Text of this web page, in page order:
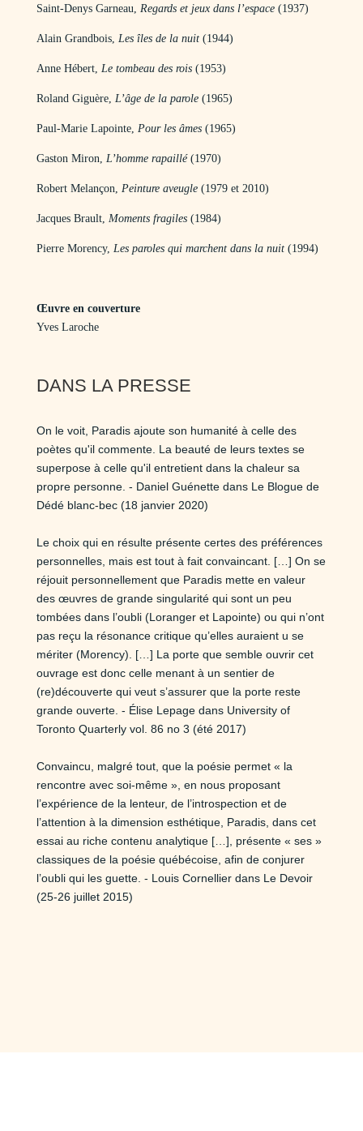
Saint-Denys Garneau, Regards et jeux dans l’espace (1937)
Alain Grandbois, Les îles de la nuit (1944)
Anne Hébert, Le tombeau des rois (1953)
Roland Giguère, L’âge de la parole (1965)
Paul-Marie Lapointe, Pour les âmes (1965)
Gaston Miron, L’homme rapaillé (1970)
Robert Melançon, Peinture aveugle (1979 et 2010)
Jacques Brault, Moments fragiles (1984)
Pierre Morency, Les paroles qui marchent dans la nuit (1994)
Œuvre en couverture
Yves Laroche
DANS LA PRESSE
On le voit, Paradis ajoute son humanité à celle des
poètes qu'il commente. La beauté de leurs textes se
superpose à celle qu'il entretient dans la chaleur sa
propre personne. - Daniel Guénette dans Le Blogue de
Dédé blanc-bec (18 janvier 2020)
Le choix qui en résulte présente certes des préférences
personnelles, mais est tout à fait convaincant. […] On se
réjouit personnellement que Paradis mette en valeur
des œuvres de grande singularité qui sont un peu
tombées dans l’oubli (Loranger et Lapointe) ou qui n’ont
pas reçu la résonance critique qu’elles auraient u se
mériter (Morency). […] La porte que semble ouvrir cet
ouvrage est donc celle menant à un sentier de
(re)découverte qui veut s’assurer que la porte reste
grande ouverte. - Élise Lepage dans University of
Toronto Quarterly vol. 86 no 3 (été 2017)
Convaincu, malgré tout, que la poésie permet « la
rencontre avec soi-même », en nous proposant
l’expérience de la lenteur, de l’introspection et de
l’attention à la dimension esthétique, Paradis, dans cet
essai au riche contenu analytique […], présente « ses »
classiques de la poésie québécoise, afin de conjurer
l’oubli qui les guette. - Louis Cornellier dans Le Devoir
(25-26 juillet 2015)